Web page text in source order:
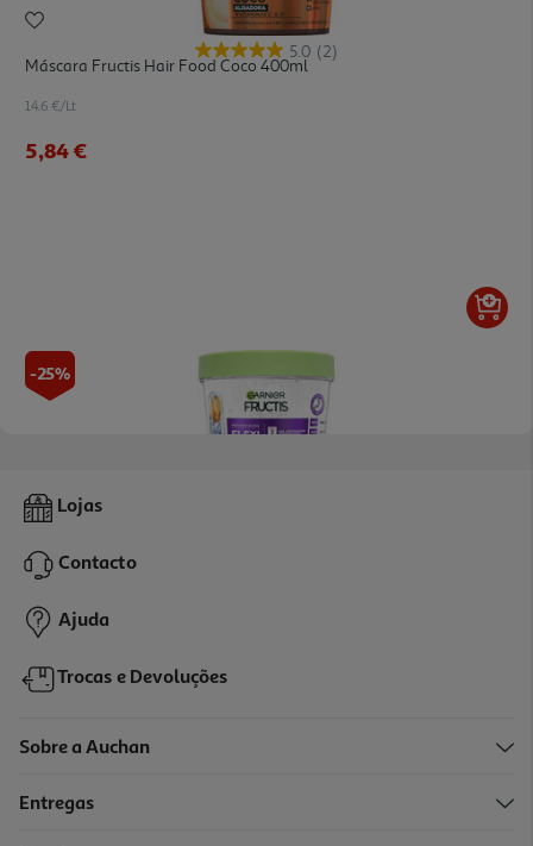
5.0 (2)
Máscara Fructis Hair Food Coco 400ml
14.6 €/Lt
5,84 €
-25%
Gel Fructis Método Caracóis 370ml
Price reduced from
8,99 €to
6,74 €
-30%
Lojas
Contacto
Ajuda
Trocas e Devoluções
Sobre a Auchan
Entregas